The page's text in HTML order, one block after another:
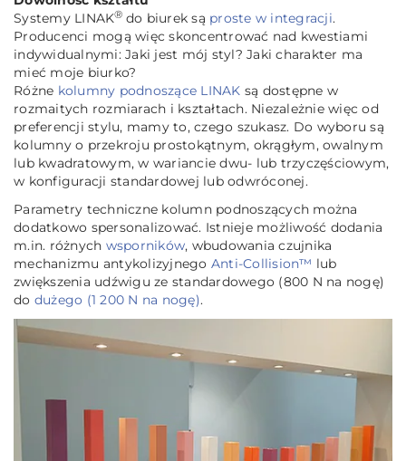
Systemy LINAK® do biurek są proste w integracji.
Producenci mogą więc skoncentrować nad kwestiami
indywidualnymi: Jaki jest mój styl? Jaki charakter ma
mieć moje biurko?
Różne kolumny podnoszące LINAK są dostępne w
rozmaitych rozmiarach i kształtach. Niezależnie więc od
preferencji stylu, mamy to, czego szukasz. Do wyboru są
kolumny o przekroju prostokątnym, okrągłym, owalnym
lub kwadratowym, w wariancie dwu- lub trzyczęściowym,
w konfiguracji standardowej lub odwróconej.
Parametry techniczne kolumn podnoszących można
dodatkowo spersonalizować. Istnieje możliwość dodania
m.in. różnych wsporników, wbudowania czujnika
mechanizmu antykolizyjnego Anti-Collision™ lub
zwiększenia udźwigu ze standardowego (800 N na nogę)
do dużego (1 200 N na nogę).